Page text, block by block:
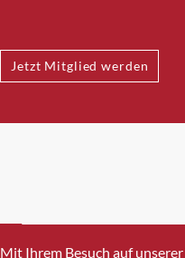
Jetzt Mitglied werden
INFO@SWISSICT.CH
Mit Ihrem Besuch auf